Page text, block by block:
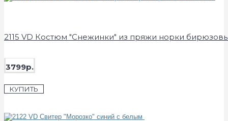
2115 VD Костюм "Снежинки" из пряжи норки
3799р.
КУПИТЬ